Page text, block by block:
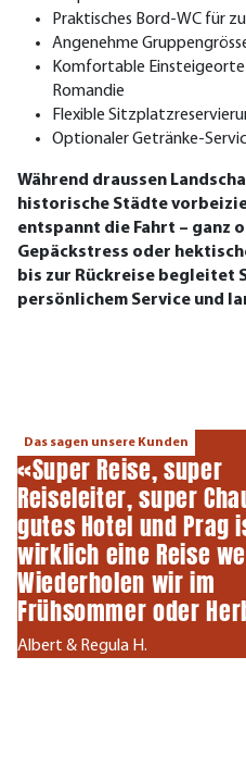
Praktisches Bord-WC für
Angenehme
Komfortable Einsteigeorte
Romandie
Flexible
Optionaler Getränke-
Während draussen
historische Städte
entspannt die Fahrt – ganz
Gepäckstress oder
bis zur Rückreise begleitet
persönlichem Service und
Das sagen unsere Kunden
«Super Reise, super
Reiseleiter, super
gutes Hotel und Prag
wirklich eine Reise
Wiederholen wir im
Frühsommer oder
Albert & Regula H.